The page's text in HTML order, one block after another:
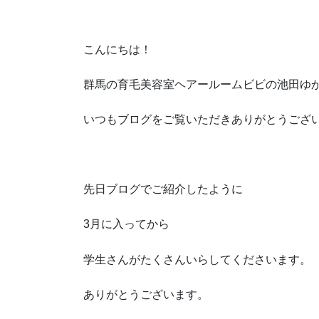
こんにちは！
群馬の育毛美容室ヘアールームビビの池田ゆ
いつもブログをご覧いただきありがとうござ
先日ブログでご紹介したように
3月に入ってから
学生さんがたくさんいらしてくださいます。
ありがとうございます。